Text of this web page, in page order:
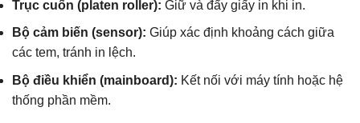
Trục cuốn (platen roller): Giữ và đẩy giấy in khi in.
Bộ cảm biến (sensor): Giúp xác định khoảng cách giữa
các tem, tránh in lệch.
Bộ điều khiển (mainboard): Kết nối với máy tính hoặc hệ
thống phần mềm.